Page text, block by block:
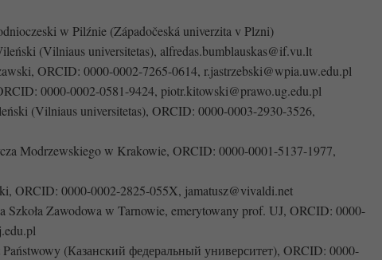
w Pilźnie (Západočeská univerzita v Plzni)
(Vilniaus universitetas), alfredas.bumblauskas@if.vu.lt
ORCID: 0000-0002-7265-0614, r.jastrzebski@wpia.uw.edu.pl
0000-0002-0581-9424, piotr.kitowski@prawo.ug.edu.pl
(Vilniaus universitetas), ORCID: 0000-0003-2930-3526,
Modrzewskiego w Krakowie, ORCID: 0000-0001-5137-1977,
ORCID: 0000-0002-2825-055X, jamatusz@vivaldi.net
Szkoła Zawodowa w Tarnowie, emerytowany prof. UJ, ORCID: 0000-
(Казанский федеральный университет), ORCID: 0000-